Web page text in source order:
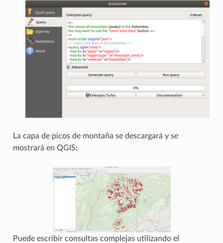
La capa de picos de montaña se descargará y se
mostrará en QGIS:
Puede escribir consultas complejas utilizando el